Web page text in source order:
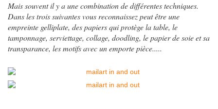
Mais souvent il y a une combination de différentes techniques.
Dans les trois suivantes vous reconnaissez peut être une
empreinte gelliplate, des papiers qui protège la table, le
tamponnage, serviettage, collage, doodling, le papier de soie et sa
transparance, les motifs avec un emporte pièce.....